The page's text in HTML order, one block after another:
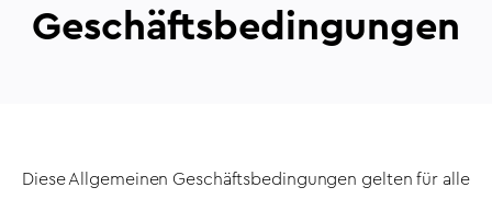
Geschäftsbedingungen
Diese Allgemeinen Geschäftsbedingungen gelten für alle